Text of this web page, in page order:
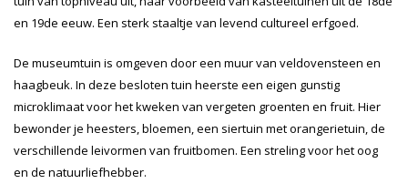
en 19de eeuw. Een sterk staaltje van levend cultureel erfgoed.
De museumtuin is omgeven door een muur van veldovensteen en
haagbeuk. In deze besloten tuin heerste een eigen gunstig
microklimaat voor het kweken van vergeten groenten en fruit. Hier
bewonder je heesters, bloemen, een siertuin met orangerietuin, de
verschillende leivormen van fruitbomen. Een streling voor het oog
en de natuurliefhebber.